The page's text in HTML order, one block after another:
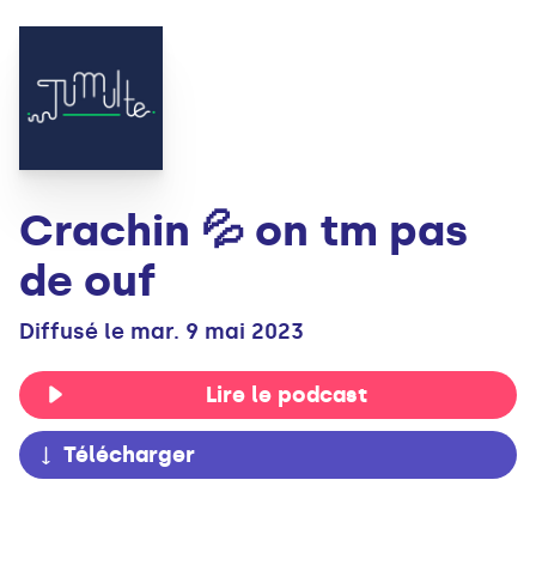
Crachin 💦 on tm pas
de ouf
Diffusé le mar. 9 mai 2023
Lire le podcast
Télécharger